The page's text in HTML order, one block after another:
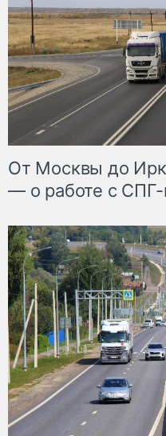
От Москвы до
— о работе с СПГ-